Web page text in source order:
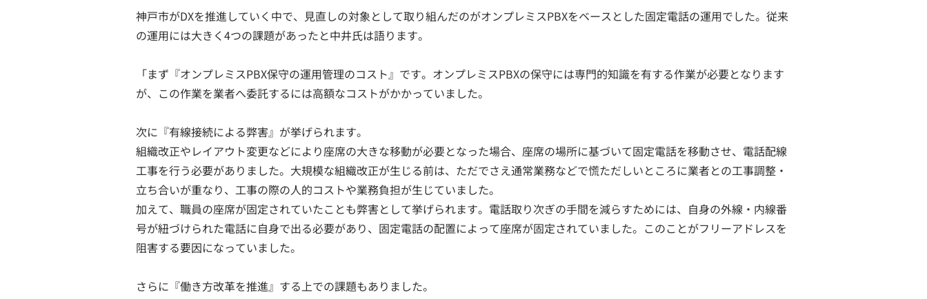
神戸市がDXを推進していく中で、見直しの対象として取り組んだのがオンプレミスPBXをベースとした固定電話の運用でした。従来
の運用には大きく4つの課題があったと中井氏は語ります。
「まず『オンプレミスPBX保守の運用管理のコスト』です。オンプレミスPBXの保守には専門的知識を有する作業が必要となります
が、この作業を業者へ委託するには高額なコストがかかっていました。
次に『有線接続による弊害』が挙げられます。
組織改正やレイアウト変更などにより座席の大きな移動が必要となった場合、座席の場所に基づいて固定電話を移動させ、電話配線
工事を行う必要がありました。大規模な組織改正が生じる前は、ただでさえ通常業務などで慌ただしいところに業者との工事調整・
立ち合いが重なり、工事の際の人的コストや業務負担が生じていました。
加えて、職員の座席が固定されていたことも弊害として挙げられます。電話取り次ぎの手間を減らすためには、自身の外線・内線番
号が紐づけられた電話に自身で出る必要があり、固定電話の配置によって座席が固定されていました。このことがフリーアドレスを
阻害する要因になっていました。
さらに『働き方改革を推進』する上での課題もありました。